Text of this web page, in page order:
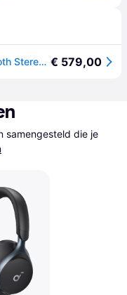
Apple Airpods Max 2 AirPods Bluetooth Stereo Middernacht Ruisonderdrukking (microfoon), Noise Cancelling Headset € 579,00
samengesteld die je